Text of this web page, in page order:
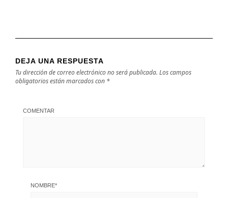
DEJA UNA RESPUESTA
Tu dirección de correo electrónico no será publicada. Los campos
obligatorios están marcados con *
COMENTAR
NOMBRE*